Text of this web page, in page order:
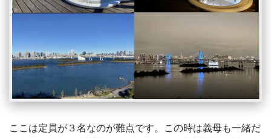
ここは定員が３名なのが難点です。この時は義母も一緒だ